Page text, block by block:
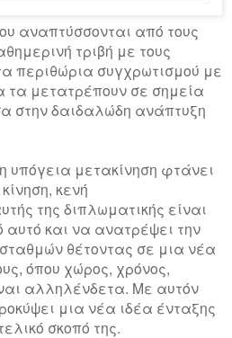
αναπτύσσονται από τους
τριβή με τους
περιθώρια συγχρωτισμού με
τα μετατρέπουν σε σημεία
στην δαιδαλώδη ανάπτυξη
υπόγεια μετακίνηση φτάνει
κενή
της διπλωματικής είναι
και να ανατρέψει την
θέτοντας σε μια νέα
όπου χώρος, χρόνος,
αλληλένδετα. Με αυτόν
μια νέα ιδέα ένταξης
σκοπό της.